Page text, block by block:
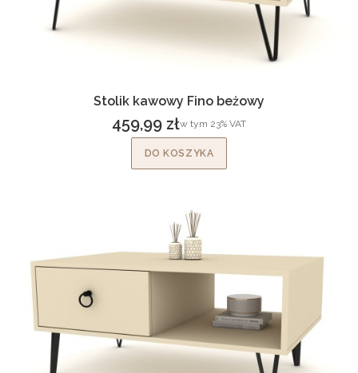
Stolik kawowy Fino beżowy
Cena brutto
459,99 złw tym %s VAT
w tym 23% VAT
DO KOSZYKA